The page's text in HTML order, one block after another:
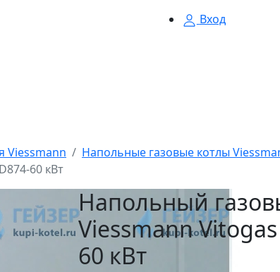
Вход
Viessmann
Напольные газовые котлы
60 кВт
Напольный
Viessmann
60 кВт